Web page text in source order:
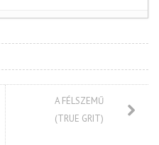
A FÉLSZEMŰ
(TRUE GRIT)